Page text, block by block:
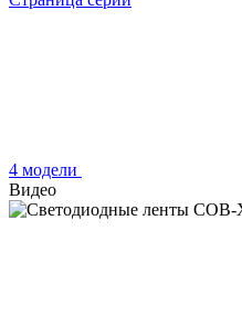
4 модели
Видео